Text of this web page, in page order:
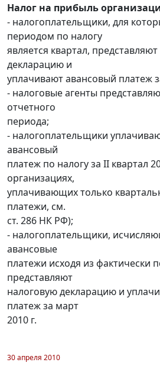
Налог на прибыль
- налогоплательщики, для
периодом по налогу
является квартал,
декларацию и
уплачивают авансовый платеж
- налоговые агенты
отчетного
периода;
- налогоплательщики
авансовый
платеж по налогу за II квартал
организациях,
уплачивающих только
платежи, см.
ст. 286 НК РФ);
- налогоплательщики,
авансовые
платежи исходя из фактически
представляют
налоговую декларацию и
платеж за март
2010 г.
30 апреля 2010